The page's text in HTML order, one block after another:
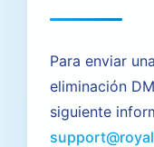
Para enviar
eliminación
siguiente